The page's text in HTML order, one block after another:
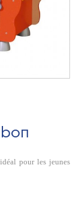
pour les jeunes